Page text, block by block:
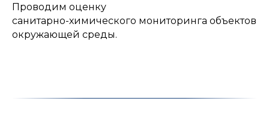
Проводим оценку
санитарно-химического мониторинга объектов
окружающей среды.